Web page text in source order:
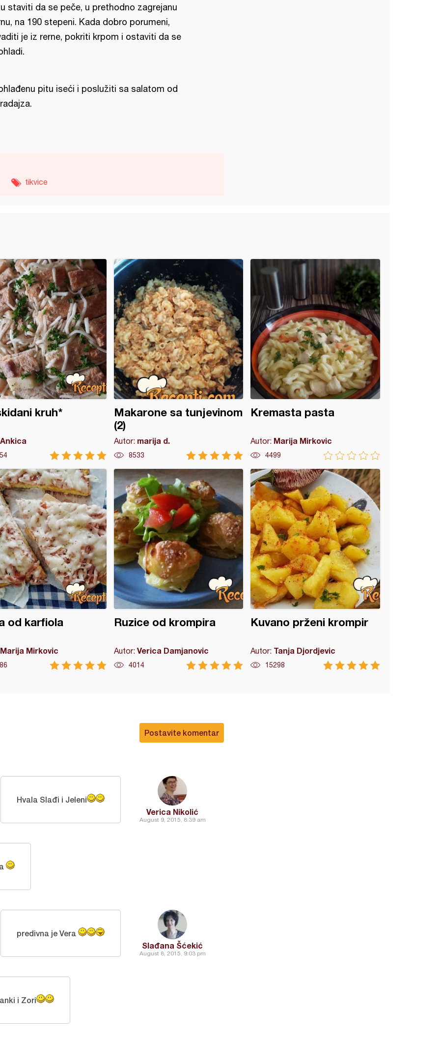
staviti da se peče, u prethodno zagrejanu
na 190 stepeni. Kada dobro porumeni,
je iz rerne, pokriti krpom i ostaviti da se
pitu iseći i poslužiti sa salatom od
tikvice
kruh*
Ankica
Makarone sa tunjevinom
(2)
Autor: marija d.
8533
Kremasta pasta
Autor: Marija Mirkovic
4499
od karfiola
Marija Mirkovic
Ruzice od krompira
Autor: Verica Damjanovic
4014
Kuvano prženi krompir
Autor: Tanja Djordjevic
15298
Postavite komentar
Verica Nikolić
August 9, 2015, 8:39 am
Hvala Slađi i Jeleni
Slađana Šćekić
August 8, 2015, 9:03 pm
predivna je Vera
i Zori